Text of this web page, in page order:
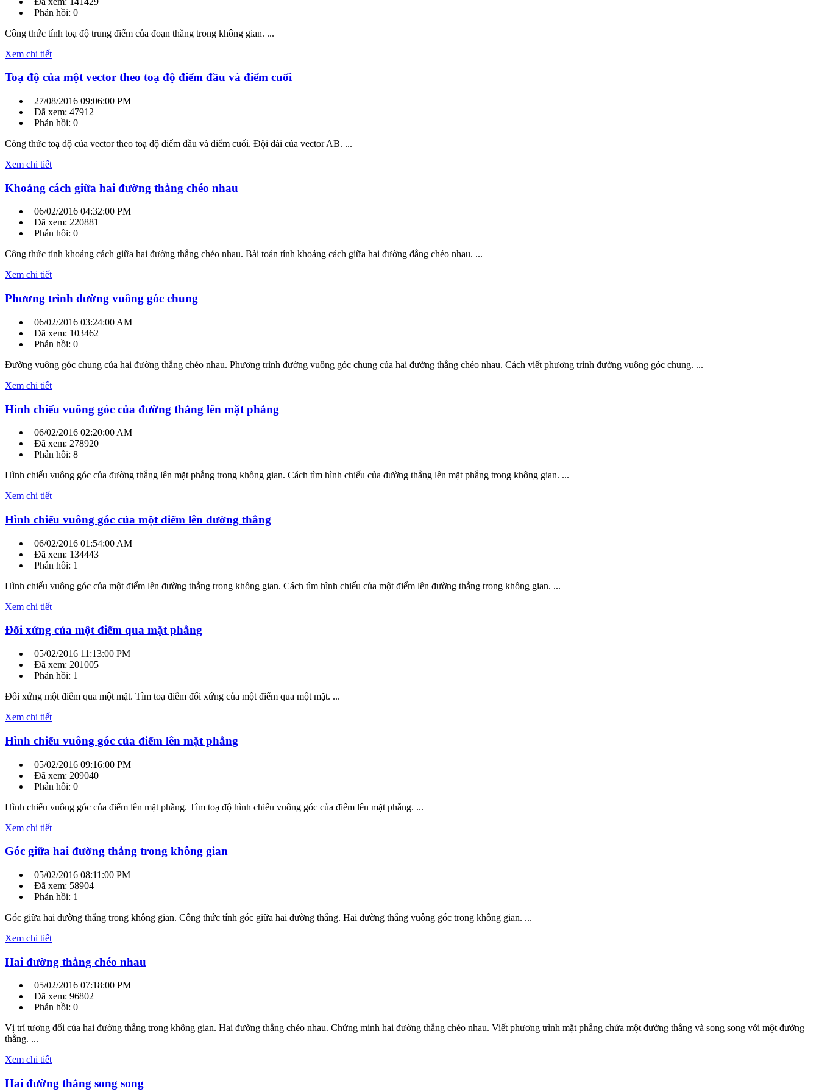
Phản hồi: 0
Công thức tính toạ độ trung điểm của đoạn thẳng trong không gian. ...
Xem chi tiết
Toạ độ của một vector theo toạ độ điểm đầu và điểm cuối
27/08/2016 09:06:00 PM
Đã xem: 47912
Phản hồi: 0
Công thức toạ độ của vector theo toạ độ điểm đầu và điểm cuối. Đội dài của vector AB. ...
Xem chi tiết
Khoảng cách giữa hai đường thẳng chéo nhau
06/02/2016 04:32:00 PM
Đã xem: 220881
Phản hồi: 0
Công thức tính khoảng cách giữa hai đường thẳng chéo nhau. Bài toán tính khoảng cách giữa hai đường đẳng chéo nhau. ...
Xem chi tiết
Phương trình đường vuông góc chung
06/02/2016 03:24:00 AM
Đã xem: 103462
Phản hồi: 0
Đường vuông góc chung của hai đường thẳng chéo nhau. Phương trình đường vuông góc chung của hai đường thẳng chéo nhau. Cách viết phương trình đường vuông góc chung. ...
Xem chi tiết
Hình chiếu vuông góc của đường thẳng lên mặt phẳng
06/02/2016 02:20:00 AM
Đã xem: 278920
Phản hồi: 8
Hình chiếu vuông góc của đường thẳng lên mặt phẳng trong không gian. Cách tìm hình chiếu của đường thẳng lên mặt phẳng trong không gian. ...
Xem chi tiết
Hình chiếu vuông góc của một điểm lên đường thẳng
06/02/2016 01:54:00 AM
Đã xem: 134443
Phản hồi: 1
Hình chiếu vuông góc của một điểm lên đường thẳng trong không gian. Cách tìm hình chiếu của một điểm lên đường thẳng trong không gian. ...
Xem chi tiết
Đối xứng của một điểm qua mặt phẳng
05/02/2016 11:13:00 PM
Đã xem: 201005
Phản hồi: 1
Đối xứng một điểm qua một mặt. Tìm toạ điểm đối xứng của một điểm qua một mặt. ...
Xem chi tiết
Hình chiếu vuông góc của điểm lên mặt phẳng
05/02/2016 09:16:00 PM
Đã xem: 209040
Phản hồi: 0
Hình chiếu vuông góc của điểm lên mặt phẳng. Tìm toạ độ hình chiếu vuông góc của điểm lên mặt phẳng. ...
Xem chi tiết
Góc giữa hai đường thẳng trong không gian
05/02/2016 08:11:00 PM
Đã xem: 58904
Phản hồi: 1
Góc giữa hai đường thẳng trong không gian. Công thức tính góc giữa hai đường thẳng. Hai đường thẳng vuông góc trong không gian. ...
Xem chi tiết
Hai đường thẳng chéo nhau
05/02/2016 07:18:00 PM
Đã xem: 96802
Phản hồi: 0
Vị trí tương đối của hai đường thẳng trong không gian. Hai đường thẳng chéo nhau. Chứng minh hai đường thẳng chéo nhau. Viết phương trình mặt phẳng chứa một đường thẳng và song song với một đường
thẳng. ...
Xem chi tiết
Hai đường thẳng song song